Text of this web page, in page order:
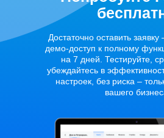
Достаточно оставить
демо-доступ к полному
на 7 дней. Тестируйте,
убеждайтесь в
настроек, без риска –
вашего